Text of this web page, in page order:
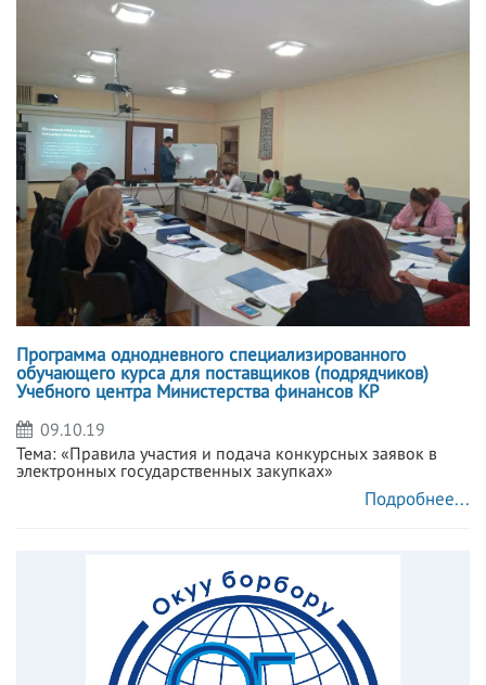
Программа однодневного специализированного
обучающего курса для поставщиков (подрядчиков)
Учебного центра Министерства финансов КР
09.10.19
Тема: «Правила участия и подача конкурсных заявок в
электронных государственных закупках»
Подробнее...